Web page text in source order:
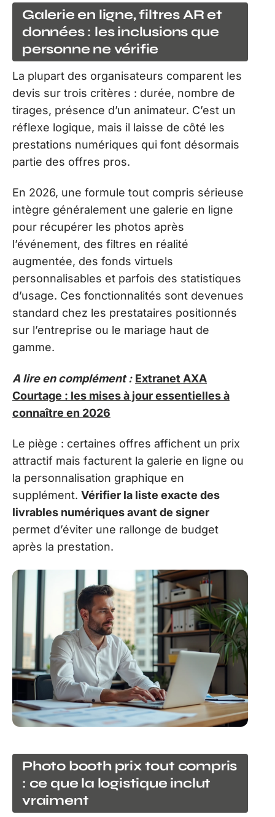
Galerie en ligne, filtres AR et
données : les inclusions que
personne ne vérifie
La plupart des organisateurs comparent les
devis sur trois critères : durée, nombre de
tirages, présence d’un animateur. C’est un
réflexe logique, mais il laisse de côté les
prestations numériques qui font désormais
partie des offres pros.
En 2026, une formule tout compris sérieuse
intègre généralement une galerie en ligne
pour récupérer les photos après
l’événement, des filtres en réalité
augmentée, des fonds virtuels
personnalisables et parfois des statistiques
d’usage. Ces fonctionnalités sont devenues
standard chez les prestataires positionnés
sur l’entreprise ou le mariage haut de
gamme.
A lire en complément : Extranet AXA
Courtage : les mises à jour essentielles à
connaître en 2026
Le piège : certaines offres affichent un prix
attractif mais facturent la galerie en ligne ou
la personnalisation graphique en
supplément. Vérifier la liste exacte des
livrables numériques avant de signer
permet d’éviter une rallonge de budget
après la prestation.
Photo booth prix tout compris
: ce que la logistique inclut
vraiment